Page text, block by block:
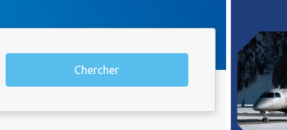
Chercher